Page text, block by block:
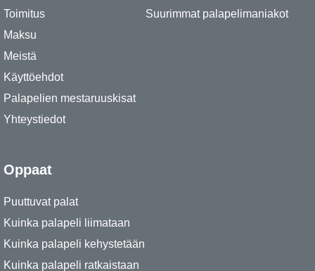
Toimitus
Maksu
Meistä
Käyttöehdot
Palapelien mestaruuskisat
Yhteystiedot
Suurimmat palapelimaniakot
Oppaat
Puuttuvat palat
Kuinka palapeli liimataan
Kuinka palapeli kehystetään
Kuinka palapeli ratkaistaan